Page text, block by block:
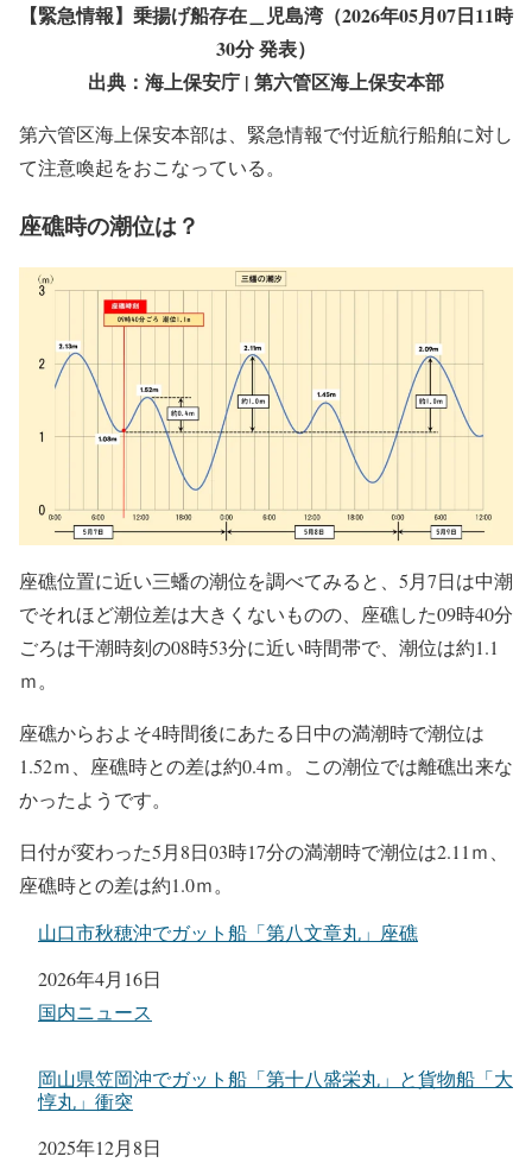
【緊急情報】乗揚げ船存在＿児島湾（2026年05月07日11時
30分 発表）
出典：海上保安庁 | 第六管区海上保安本部
第六管区海上保安本部は、緊急情報で付近航行船舶に対し
て注意喚起をおこなっている。
座礁時の潮位は？
座礁位置に近い三蟠の潮位を調べてみると、5月7日は中潮
でそれほど潮位差は大きくないものの、座礁した09時40分
ごろは干潮時刻の08時53分に近い時間帯で、潮位は約1.1
ｍ。
座礁からおよそ4時間後にあたる日中の満潮時で潮位は
1.52ｍ、座礁時との差は約0.4ｍ。この潮位では離礁出来な
かったようです。
日付が変わった5月8日03時17分の満潮時で潮位は2.11ｍ、
座礁時との差は約1.0ｍ。
山口市秋穂沖でガット船「第八文章丸」座礁
日付
2026年4月16日
関連理由
国内ニュース
岡山県笠岡沖でガット船「第十八盛栄丸」と貨物船「大
惇丸」衝突
日付
2025年12月8日